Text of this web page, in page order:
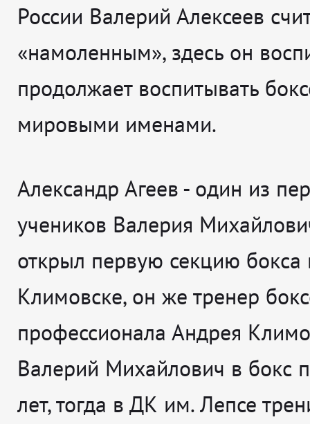
России Валерий Алексеев
«намоленным», здесь он
продолжает воспитывать
мировыми именами.
Александр Агеев - один из
учеников Валерия
открыл первую секцию бокса
Климовске, он же тренер
профессионала Андрея
Валерий Михайлович в бокс
лет, тогда в ДК им. Лепсе